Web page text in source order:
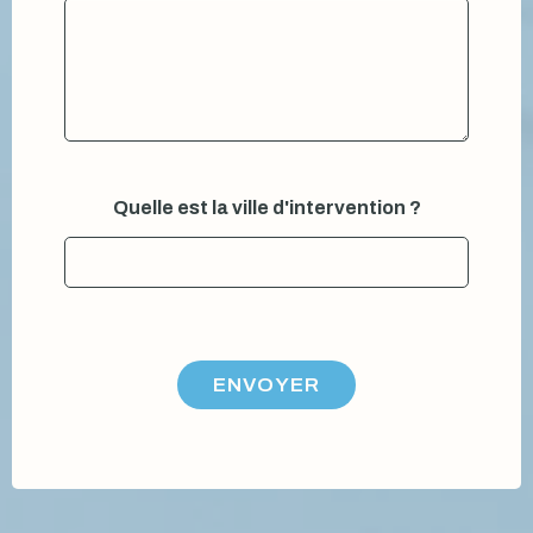
Quelle est la ville d'intervention ?
ENVOYER